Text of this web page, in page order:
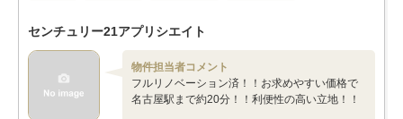
センチュリー21アプリシエイト
物件担当者コメント
フルリノベーション済！！お求めやすい価格で
名古屋駅まで約20分！！利便性の高い立地！！